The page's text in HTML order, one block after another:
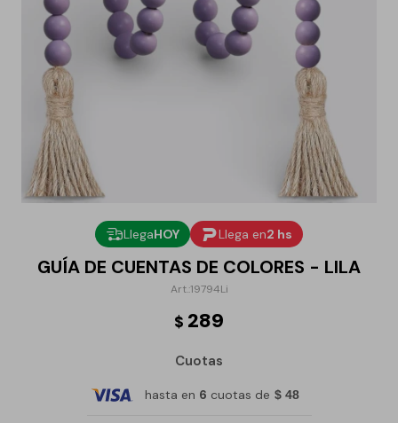
LlegaHOY Llega en2 hs
GUÍA DE CUENTAS DE COLORES - LILA
19794Li
$ 289
Cuotas
hasta en 6 cuotas de $ 48